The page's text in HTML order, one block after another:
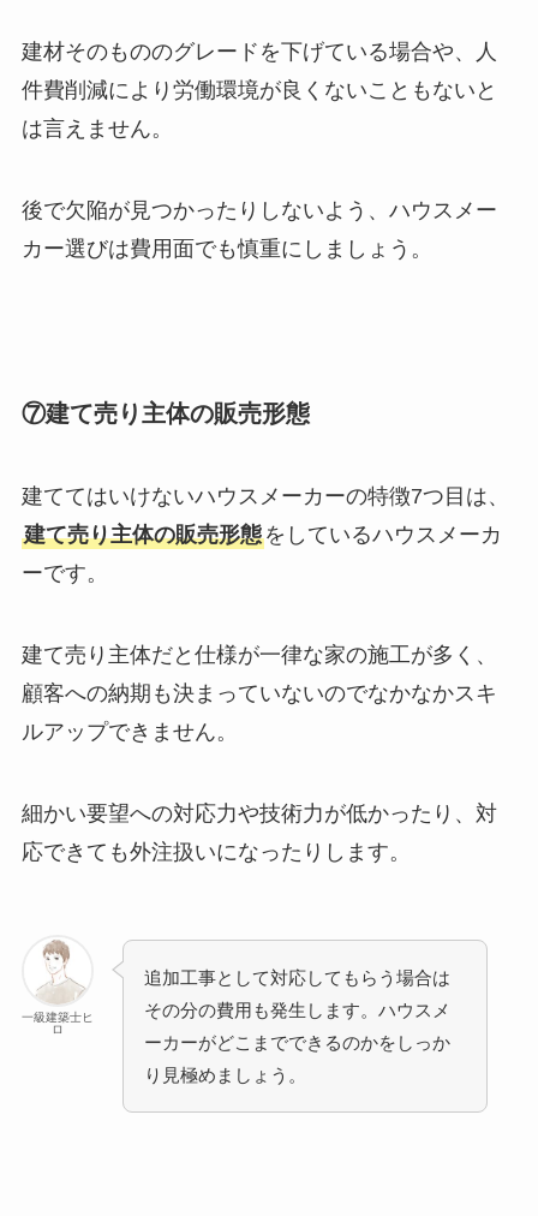
建材そのもののグレードを下げている場合や、人
件費削減により労働環境が良くないこともないと
は言えません。
後で欠陥が見つかったりしないよう、ハウスメー
カー選びは費用面でも慎重にしましょう。
⑦建て売り主体の販売形態
建ててはいけないハウスメーカーの特徴7つ目は、
建て売り主体の販売形態をしているハウスメーカ
ーです。
建て売り主体だと仕様が一律な家の施工が多く、
顧客への納期も決まっていないのでなかなかスキ
ルアップできません。
細かい要望への対応力や技術力が低かったり、対
応できても外注扱いになったりします。
一級建築士ヒ
ロ
追加工事として対応してもらう場合は
その分の費用も発生します。ハウスメ
ーカーがどこまでできるのかをしっか
り見極めましょう。